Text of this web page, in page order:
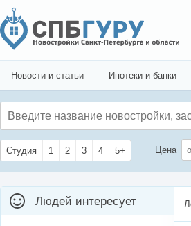
Новости и статьи Ипотеки и банки
Студия 1 2 3 4 5+ Цена
Людей интересует